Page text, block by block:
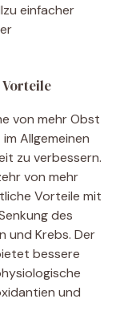
einfacher
von mehr Obst
Allgemeinen
zu verbessern.
von mehr
Vorteile mit
des
und Krebs. Der
bessere
und